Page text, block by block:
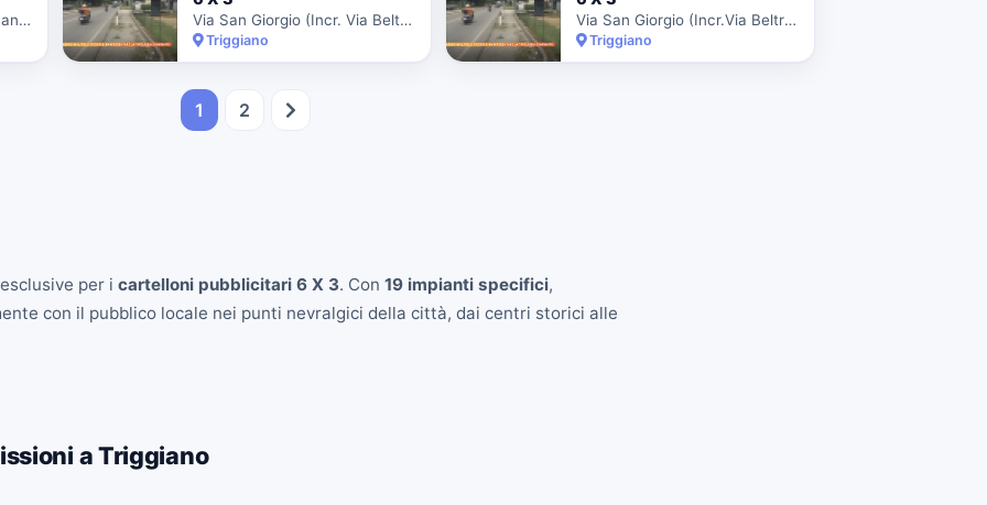
Largo Nazareth (Incr. Via San Giorgio) Via San Giorgio (Incr. Via Beltramii Dir. Ingr. Citta' I Imp.)
Triggiano
Via San Giorgio (Incr.Via Beltrami Dir. Ingr. Citta' Ii Imp.)
Triggiano
1 2
per i cartelloni pubblicitari 6 X 3. Con 19 impianti specifici,
con il pubblico locale nei punti nevralgici della città, dai centri storici alle
a Triggiano